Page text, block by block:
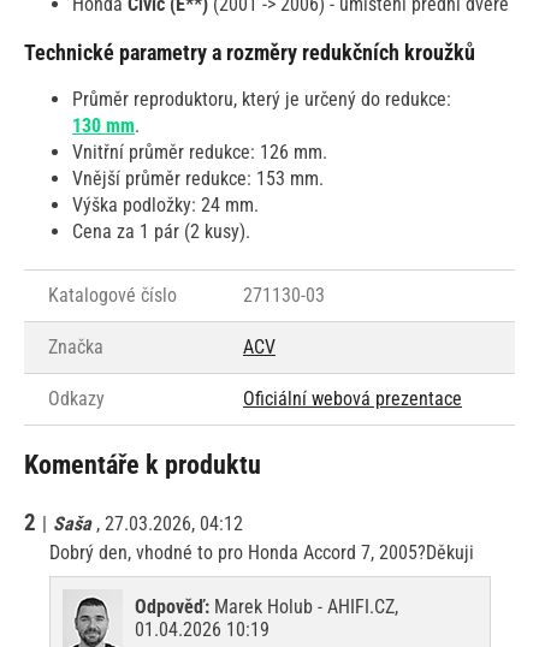
Technické parametry a rozměry redukčních kroužků
Průměr reproduktoru, který je určený do redukce:
130 mm.
Vnitřní průměr redukce: 126 mm.
Vnější průměr redukce: 153 mm.
Výška podložky: 24 mm.
Cena za 1 pár (2 kusy).
Katalogové číslo 271130-03
Značka ACV
Odkazy Oficiální webová prezentace
Komentáře k produktu
2 | Saša , 27.03.2026, 04:12
Dobrý den, vhodné to pro Honda Accord 7, 2005?Děkuji
Odpověď: Marek Holub - AHIFI.CZ,
01.04.2026 10:19